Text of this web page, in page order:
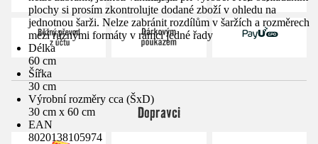
plochy si prosím zkontrolujte dodané zboží v ohledu na
jednotnou šarži. Nelze zabránit rozdílům v šaržích a rozměrech
mezi různými formáty v rámci jedné řady
Délka
60 cm
Šířka
30 cm
Výrobní rozměry cca (ŠxD)
30 cm x 60 cm
EAN
8020138105974
Dopravci